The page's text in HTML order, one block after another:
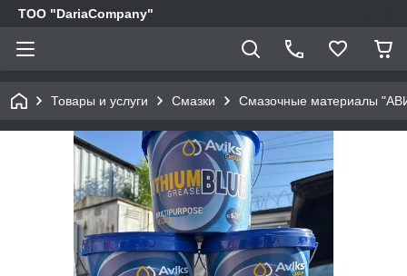
TOO "DariaCompany"
Товары и услуги Смазки Смазочные материалы